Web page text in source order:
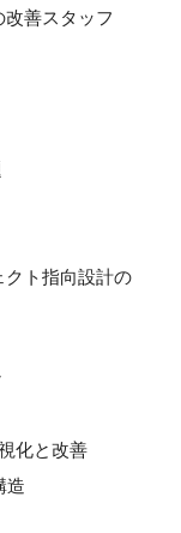
改善スタッフ
クト指向設計の
化と改善
造